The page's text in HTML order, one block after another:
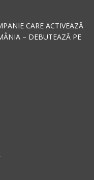
CARE ACTIVEAZĂ
– DEBUTEAZĂ PE